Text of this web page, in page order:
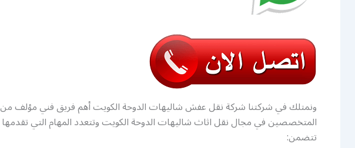
ونمتلك في شركتنا شركة نقل عفش شاليهات الدوحة الكويت أهم فريق فني مؤلف
المتخصصين في مجال نقل اثاث شاليهات الدوحة الكويت وتتعدد المهام التي تقدمها
تتضمن: